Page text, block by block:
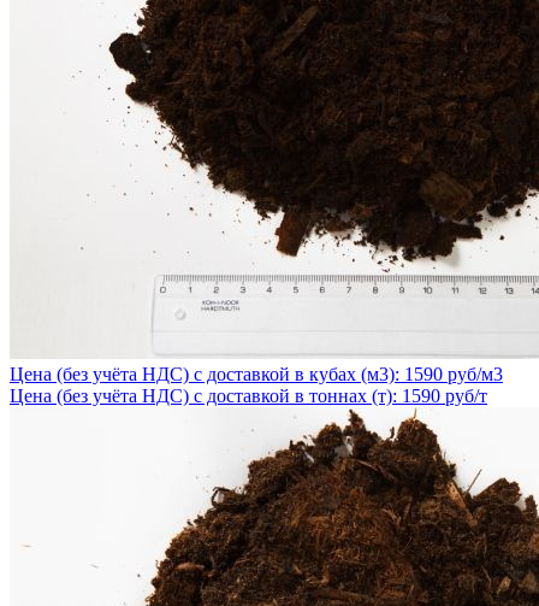
Цена (без учёта НДС) с доставкой в кубах (м3): 1590 руб/м3
Цена (без учёта НДС) с доставкой в тоннах (т): 1590 руб/т